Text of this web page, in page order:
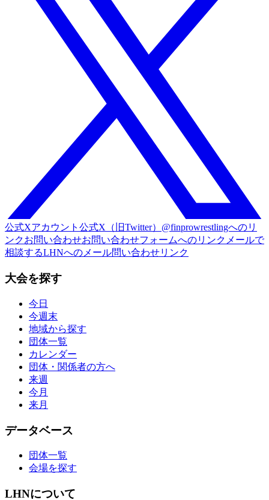
公式Xアカウント 公式X（旧Twitter）@finprowrestlingへのリ
ンクお問い合わせお問い合わせフォームへのリンク メールで
相談するLHNへのメール問い合わせリンク
大会を探す
今日
今週末
地域から探す
団体一覧
カレンダー
団体・関係者の方へ
来週
今月
来月
データベース
団体一覧
会場を探す
LHNについて